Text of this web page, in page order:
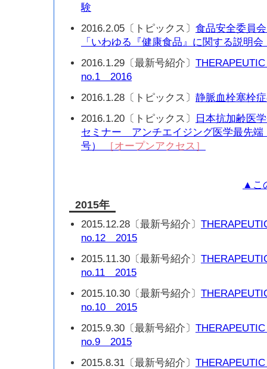
験
2016.2.05〔トピックス〕 食品安全委員
「いわゆる『健康食品』に関する説明
2016.1.29〔最新号紹介〕
no.1 2016
2016.1.28〔トピックス〕 静脈血栓塞栓
2016.1.20〔トピックス〕
日本抗加齢医
セミナー アンチエイジング医学最先
号）
［オープンアクセス］
▲こ
2015年
2015.12.28〔最新号紹介〕
no.12 2015
2015.11.30〔最新号紹介〕
no.11 2015
2015.10.30〔最新号紹介〕
no.10 2015
2015.9.30〔最新号紹介〕
no.9 2015
2015.8.31〔最新号紹介〕